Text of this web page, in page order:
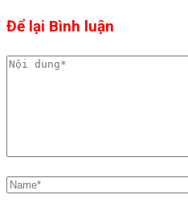
Để lại Bình luận